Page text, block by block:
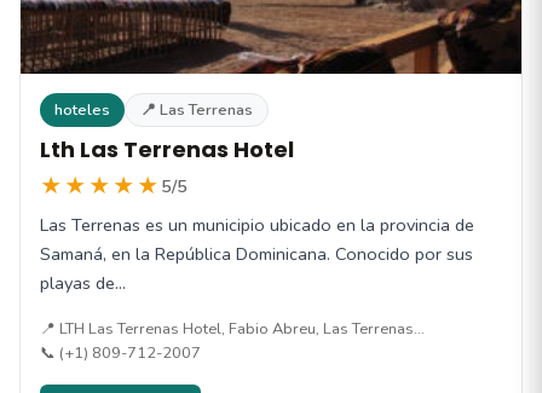
hoteles 📍 Las Terrenas
Lth Las Terrenas Hotel
★★★★★ 5/5
Las Terrenas es un municipio ubicado en la provincia de
Samaná, en la República Dominicana. Conocido por sus
playas de…
📍 LTH Las Terrenas Hotel, Fabio Abreu, Las Terrenas…
📞 (+1) 809-712-2007